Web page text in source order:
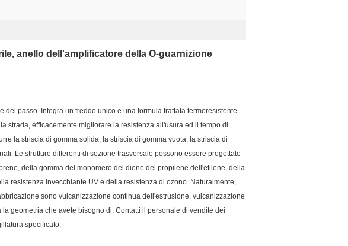
anello dell'amplificatore della O-guarnizione
passo. Integra un freddo unico e una formula trattata termoresistente.
strada, efficacemente migliorare la resistenza all'usura ed il tempo di
la striscia di gomma solida, la striscia di gomma vuota, la striscia di
Le strutture differenti di sezione trasversale possono essere progettate
della gomma del monomero del diene del propilene dell'etilene, della
resistenza invecchiante UV e della resistenza di ozono. Naturalmente,
sono vulcanizzazione continua dell'estrusione, vulcanizzazione
geometria che avete bisogno di. Contatti il personale di vendite dei
specificato.